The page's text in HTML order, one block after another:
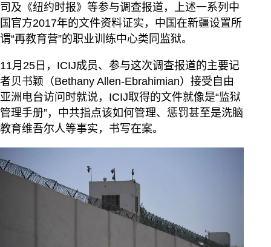
司及《纽约时报》等参与调查报道，上述一系列中
国官方2017年的文件资料证实，中国在新疆设置所
谓“再教育营”的职业训练中心类同监狱。
11月25日，ICIJ成员、参与这次调查报道的主要记
者贝书颖（Bethany Allen-Ebrahimian）接受自由
亚洲电台访问时就说，ICIJ取得的文件就像是“监狱
管理手册”，中共指点该如何管理、惩罚甚至是洗脑
教育维吾尔人等事实，书写在案。